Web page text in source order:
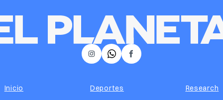
𝕏 Facebook
Instagram
Inicio Deportes Research